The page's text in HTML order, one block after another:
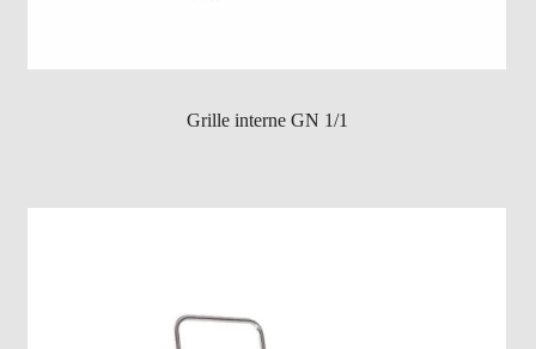
Grille interne GN 1/1